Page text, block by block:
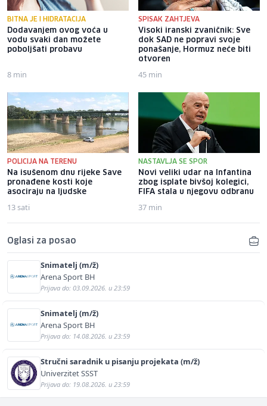
BITNA JE I HIDRATACIJA
Dodavanjem ovog voća u
vodu svaki dan možete
poboljšati probavu
8 min
SPISAK ZAHTJEVA
Visoki iranski zvaničnik: Sve
dok SAD ne popravi svoje
ponašanje, Hormuz neće biti
otvoren
45 min
POLICIJA NA TERENU
Na isušenom dnu rijeke Save
pronađene kosti koje
asociraju na ljudske
13 sati
NASTAVLJA SE SPOR
Novi veliki udar na Infantina
zbog isplate bivšoj kolegici,
FIFA stala u njegovu odbranu
37 min
Oglasi za posao
Snimatelj (m/ž)
Arena Sport BH
Prijava do: 03.09.2026. u 23:59
Snimatelj (m/ž)
Arena Sport BH
Prijava do: 14.08.2026. u 23:59
Stručni saradnik u pisanju projekata (m/ž)
Univerzitet SSST
Prijava do: 19.08.2026. u 23:59